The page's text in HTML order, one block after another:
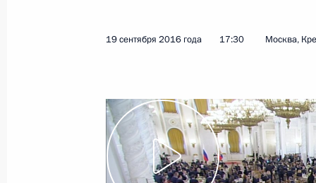
19 сентября 2016 года 17:30 Москва,